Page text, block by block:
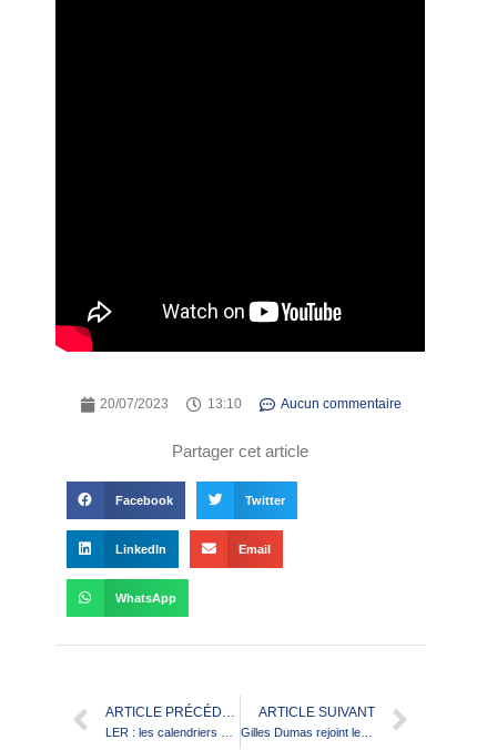
20/07/2023 13:10 Aucun commentaire
Partager cet article
Facebook Twitter
LinkedIn Email
WhatsApp
ARTICLE PRÉCÉDENT ARTICLE SUIVANT